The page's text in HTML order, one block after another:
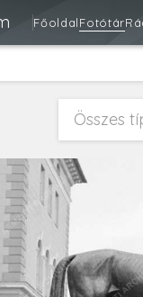
FőoldalFotótár
Összes